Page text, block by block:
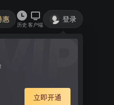
惠
历史 客户端
登录
立即开通